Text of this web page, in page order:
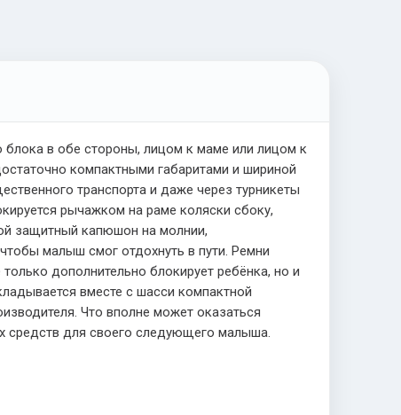
блока в обе стороны, лицом к маме или лицом к
компактными габаритами и шириной
транспорта и даже через турникеты
рычажком на раме коляски сбоку,
защитный капюшон на молнии,
малыш смог отдохнуть в пути. Ремни
дополнительно блокирует ребёнка, но и
вместе с шасси компактной
Что вполне может оказаться
средств для своего следующего малыша.